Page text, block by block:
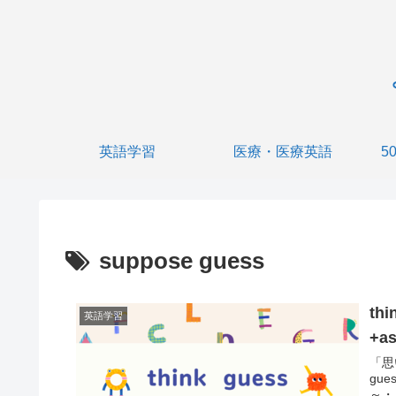
英語学習 医療・医療英語
suppose guess
英語学習
「